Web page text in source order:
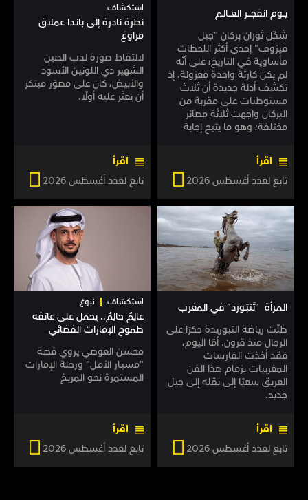
يـــومَ انفجـــــر العــــالـم
شكّلَ ثوران بركان "جبل
فيزوف" إحدى أكثر اللحظات
مأساوية في التاريخ؛ على أنّه
لم يكن كارثة واحدة معزولة. إذ
تكشف أدلة جديدة أن ثلاث
مستوطنات على مقربة من
البركان واجهت ثلاثة مصائر
مختلفة؛ وهو ما يتيح إجابة
الرومان القدماء، وكيف ماتوا؟
اقرأ
تابع لعدد أغسطس 2026
استكشاف
نظرة نادرة إلى بانـدا عملاق
مراوغ
لالتقاط صورة لدب الصين
الشهير ذي اللونين الأسود
والأبيض، كان على مصوّر مبتكر
أن يعثر عليه أولًا.
اقرأ
تابع لعدد أغسطس 2026
المـرأة "تَتبَـورد" في المغرب
ظلّت رياضة التبوريدة حكرًا على
الرجال منذ قرون. أمّا اليوم،
فقد أخذت الفارسات
المغربيات بزمام هذا الفن
العريق سعيًا إلى نقله إلى جيل
جديد.
اقرأ
تابع لعدد أغسطس 2026
استكشاف نبوغ
عالِمٌ حالِمٌ.. يحمل على عاتقه
طموح الإمارات الفضائي
محسن العوضي يروي قصـة
"مسبـار الأمـل" ورحلة الإمارات
المستمرة نحـو المريـخ
اقرأ
تابع لعدد أغسطس 2026